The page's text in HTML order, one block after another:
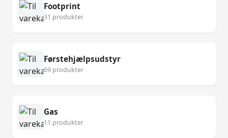
Footprint
31 produkter
Førstehjælpsudstyr
69 produkter
Gas
11 produkter